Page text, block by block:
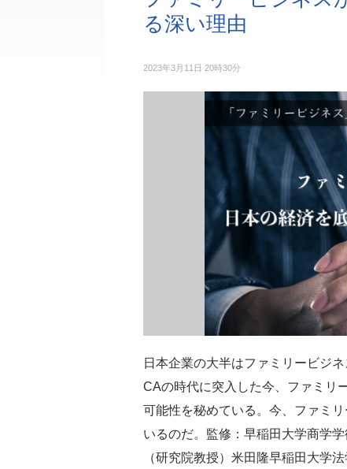
る深い理由
2023年3月11日 20時30分
日本企業の大半はファミリービジ
CAの時代に突入した今、ファミリ
可能性を秘めている。今、ファミ
いるのだ。監修：早稲田大学商学
（研究院教授）米田隆早稲田大学